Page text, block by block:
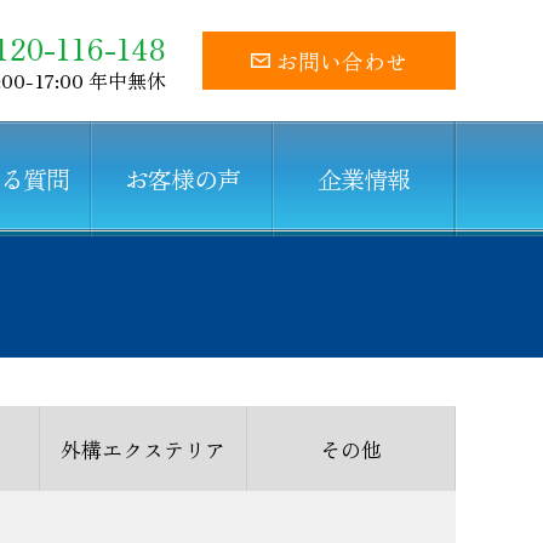
116-148
17:00 年中無休
お問い合わせ
質問 お客様の声 企業情報
外構エクステリア その他